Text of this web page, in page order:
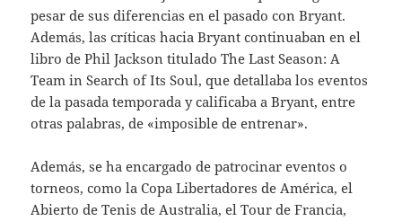
pesar de sus diferencias en el pasado con Bryant.
Además, las críticas hacia Bryant continuaban en el
libro de Phil Jackson titulado The Last Season: A
Team in Search of Its Soul, que detallaba los eventos
de la pasada temporada y calificaba a Bryant, entre
otras palabras, de «imposible de entrenar».
Además, se ha encargado de patrocinar eventos o
torneos, como la Copa Libertadores de América, el
Abierto de Tenis de Australia, el Tour de Francia,